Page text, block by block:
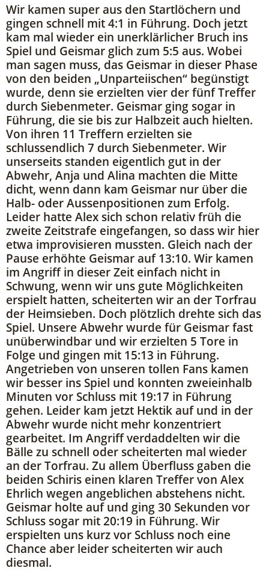
Wir kamen super aus den Startlöchern und
gingen schnell mit 4:1 in Führung. Doch jetzt
kam mal wieder ein unerklärlicher Bruch ins
Spiel und Geismar glich zum 5:5 aus. Wobei
man sagen muss, das Geismar in dieser Phase
von den beiden „Unparteiischen“ begünstigt
wurde, denn sie erzielten vier der fünf Treffer
durch Siebenmeter. Geismar ging sogar in
Führung, die sie bis zur Halbzeit auch hielten.
Von ihren 11 Treffern erzielten sie
schlussendlich 7 durch Siebenmeter. Wir
unserseits standen eigentlich gut in der
Abwehr, Anja und Alina machten die Mitte
dicht, wenn dann kam Geismar nur über die
Halb- oder Aussenpositionen zum Erfolg.
Leider hatte Alex sich schon relativ früh die
zweite Zeitstrafe eingefangen, so dass wir hier
etwa improvisieren mussten. Gleich nach der
Pause erhöhte Geismar auf 13:10. Wir kamen
im Angriff in dieser Zeit einfach nicht in
Schwung, wenn wir uns gute Möglichkeiten
erspielt hatten, scheiterten wir an der Torfrau
der Heimsieben. Doch plötzlich drehte sich das
Spiel. Unsere Abwehr wurde für Geismar fast
unüberwindbar und wir erzielten 5 Tore in
Folge und gingen mit 15:13 in Führung.
Angetrieben von unseren tollen Fans kamen
wir besser ins Spiel und konnten zweieinhalb
Minuten vor Schluss mit 19:17 in Führung
gehen. Leider kam jetzt Hektik auf und in der
Abwehr wurde nicht mehr konzentriert
gearbeitet. Im Angriff verdaddelten wir die
Bälle zu schnell oder scheiterten mal wieder
an der Torfrau. Zu allem Überfluss gaben die
beiden Schiris einen klaren Treffer von Alex
Ehrlich wegen angeblichen abstehens nicht.
Geismar holte auf und ging 30 Sekunden vor
Schluss sogar mit 20:19 in Führung. Wir
erspielten uns kurz vor Schluss noch eine
Chance aber leider scheiterten wir auch
diesmal.